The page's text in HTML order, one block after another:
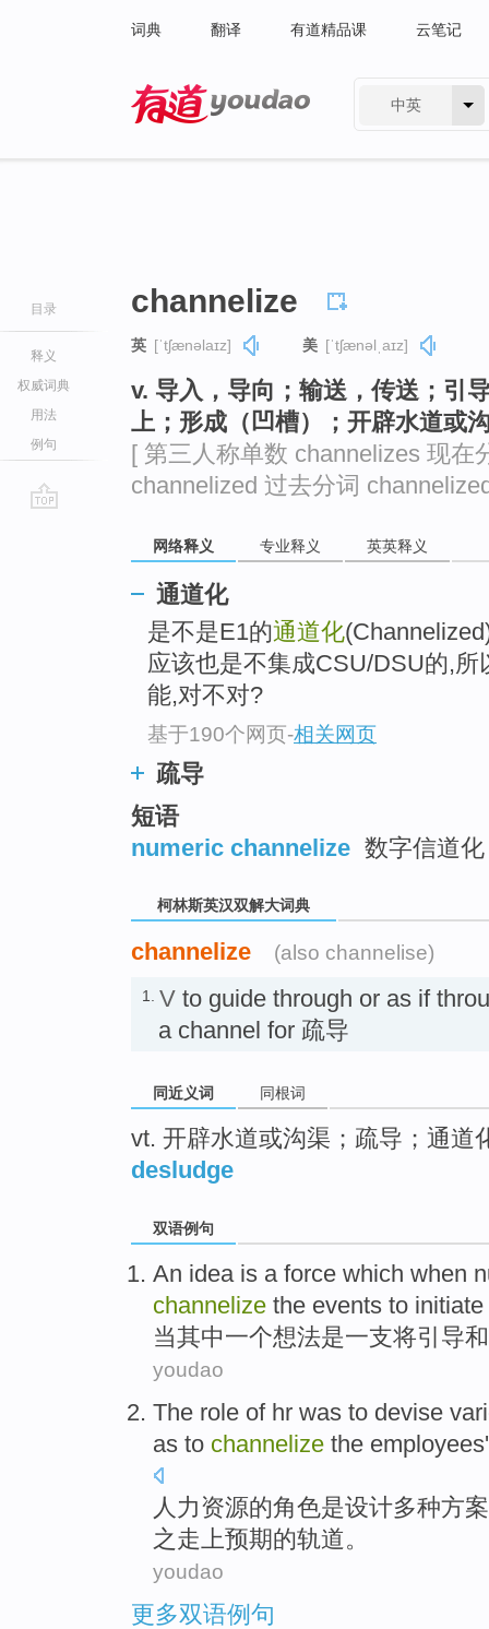
词典 翻译 有道精品课 云笔记
中英
目录
释义
权威词典
用法
例句
channelize
英 [ˈtʃænəlaɪz] 美 [ˈtʃænəlˌaɪz]
v. 导入，导向；输送，传送；引
上；形成（凹槽）；开辟水道或
[ 第三人称单数 channelizes 现在
channelized 过去分词
网络释义 专业释义 英英释义
通道化
是不是E1的通道化
应该也是不集成CSU/DSU的,
能,对不对?
基于190个网页-相关网页
疏导
短语
numeric channelize 数字信道化
柯林斯英汉双解大词典
channelize (also channelise)
1. V to guide through or as if
a channel for 疏导
同近义词 同根词
vt. 开辟水道或沟渠；疏导；通道
desludge
双语例句
An idea is a force which when
channelize the events to
当其中一个想法是一支将引导和
youdao
The role of hr was to devise
as to channelize the employees
人力资源的角色是设计多种方案
之走上预期的轨道。
youdao
更多双语例句